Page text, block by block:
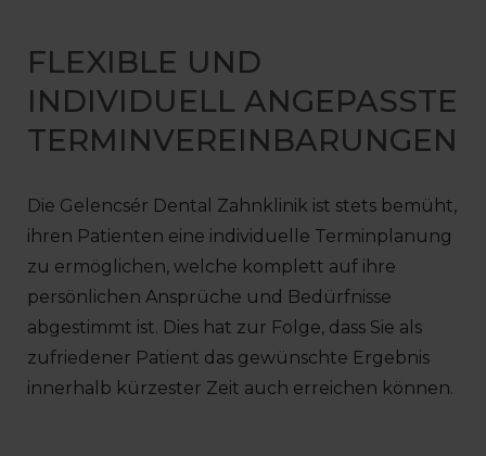
FLEXIBLE UND
INDIVIDUELL ANGEPASSTE
TERMINVEREINBARUNGEN
Die Gelencsér Dental Zahnklinik ist stets bemüht,
ihren Patienten eine individuelle Terminplanung
zu ermöglichen, welche komplett auf ihre
persönlichen Ansprüche und Bedürfnisse
abgestimmt ist. Dies hat zur Folge, dass Sie als
zufriedener Patient das gewünschte Ergebnis
innerhalb kürzester Zeit auch erreichen können.